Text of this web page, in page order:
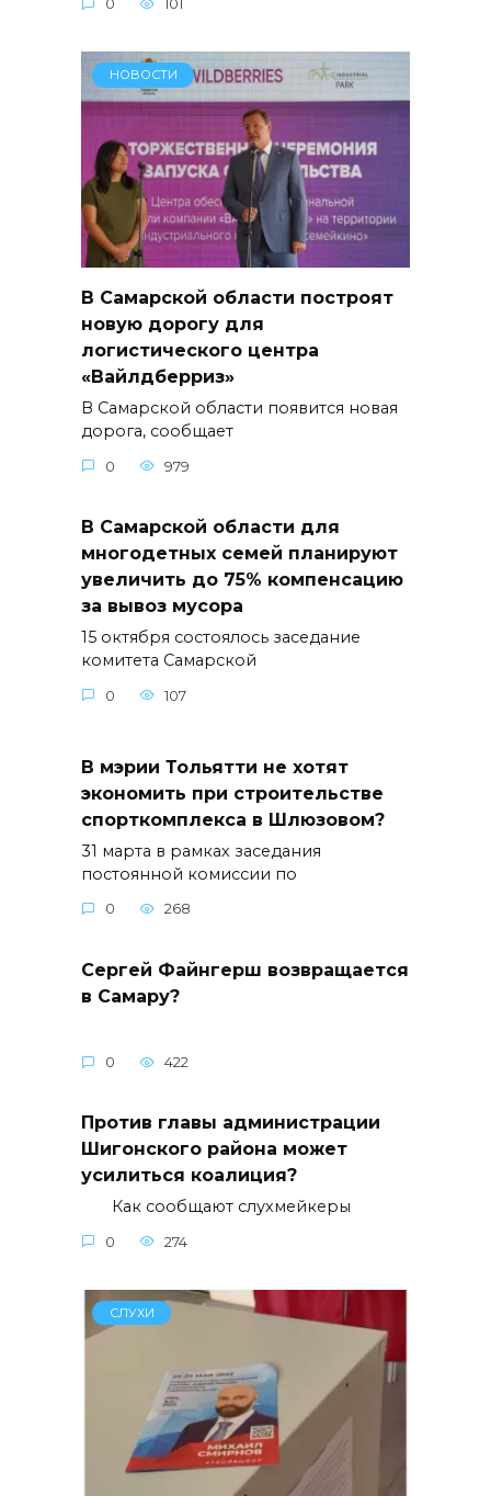
0 101
НОВОСТИ
В Самарской области построят
новую дорогу для
логистического центра
«Вайлдберриз»
В Самарской области появится новая
дорога, сообщает
0 979
В Самарской области для
многодетных семей планируют
увеличить до 75% компенсацию
за вывоз мусора
15 октября состоялось заседание
комитета Самарской
0 107
В мэрии Тольятти не хотят
экономить при строительстве
спорткомплекса в Шлюзовом?
31 марта в рамках заседания
постоянной комиссии по
0 268
Сергей Файнгерш возвращается
в Самару?
0 422
Против главы администрации
Шигонского района может
усилиться коалиция?
Как сообщают слухмейкеры
0 274
СЛУХИ